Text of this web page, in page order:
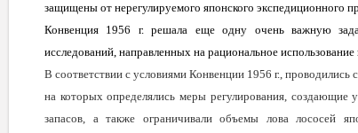
защищены от нерегулируемого японского экспедиционного
Конвенция 1956 г. решала еще одну очень важную
исследований, направленных на рациональное
В соответствии с условиями Конвенции 1956 г., проводились
на которых определялись меры регулирования, создающие
запасов, а также ограничивали объемы лова лососей